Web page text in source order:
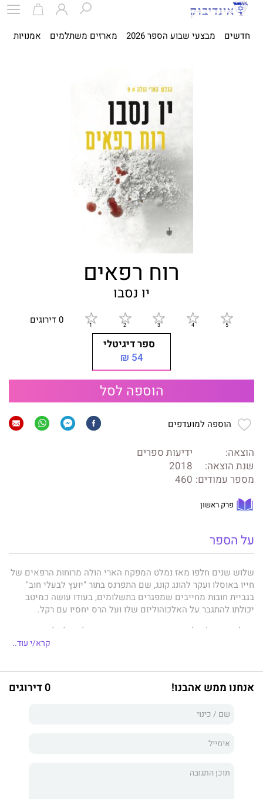
חדשים מבצעי שבוע הספר 2026 מארזים משתלמים אמנויות
רוח רפאים
יו נסבו
0 דירוגים
ספר דיגיטלי
54 ₪
הוספה לסל
הוספה למועדפים
הוצאה:
ידיעות ספרים
שנת הוצאה:
2018
מספר עמודים: 460
פרק ראשון
על הספר
שלוש שנים חלפו מאז נמלט המפקח הארי הולה מרוחות הרפאים של
חייו באוסלו ועקר להונג קונג, שם התפרנס בתור "יועץ לבעלי חוב"
בגביית חובות מחייבים שמפגרים בתשלומים, בעודו עושה כמיטב
יכולתו להתגבר על האלכוהוליזם שלו ועל הרס יחסיו עם רקל.
אבל אהבתו לרקל היא זו שמחזירה אותו עכשיו לאוסלו, לאחר שנודע
לו שאולג בנה נעצר באשמת רצח של נרקומן צעיר. הארי יוצא לברר
נמכר סם חדש ומסוכן ששינה כליל את מערך הכוחות של כנופיות
הפשע באזור. כשאולג משוחרר ממעצרו נדמה להארי שהוא יכול
לשוב לחייו הנוחים בהונג קונג, אלא שחושיו מדריכים אותו להישאר
רוח רפאיםהוא הספר התשיעי בסדרת הבלש הארי הולה, המפקח
קרא/י עוד..
אנחנו ממש אהבנו! 0 דירוגים